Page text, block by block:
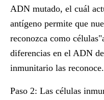
ADN mutado, el cuál
antígeno permite que
reconozca como
diferencias en el ADN
inmunitario las reconoce.
Paso 2: Las células